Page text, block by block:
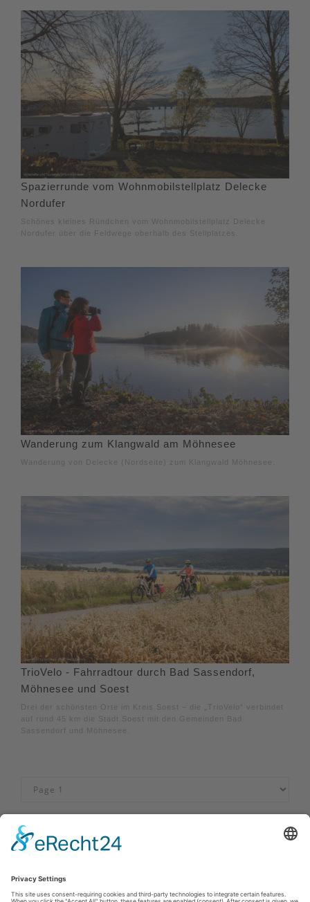
Spazierrunde vom Wohnmobilstellplatz Delecke
Nordufer
Schönes kleines Ründchen vom Wohnmobilstellplatz Delecke
Nordufer über die Feldwege oberhalb des Stellplatzes.
Wanderung zum Klangwald am Möhnesee
Wanderung von Delecke (Nordseite) zum Klangwald Möhnesee.
TrioVelo - Fahrradtour durch Bad Sassendorf,
Möhnesee und Soest
Drei der schönsten Orte im Kreis Soest – die „TrioVelo“ verbindet
auf rund 45 km die Stadt Soest mit den Gemeinden Bad
Sassendorf und Möhnesee.